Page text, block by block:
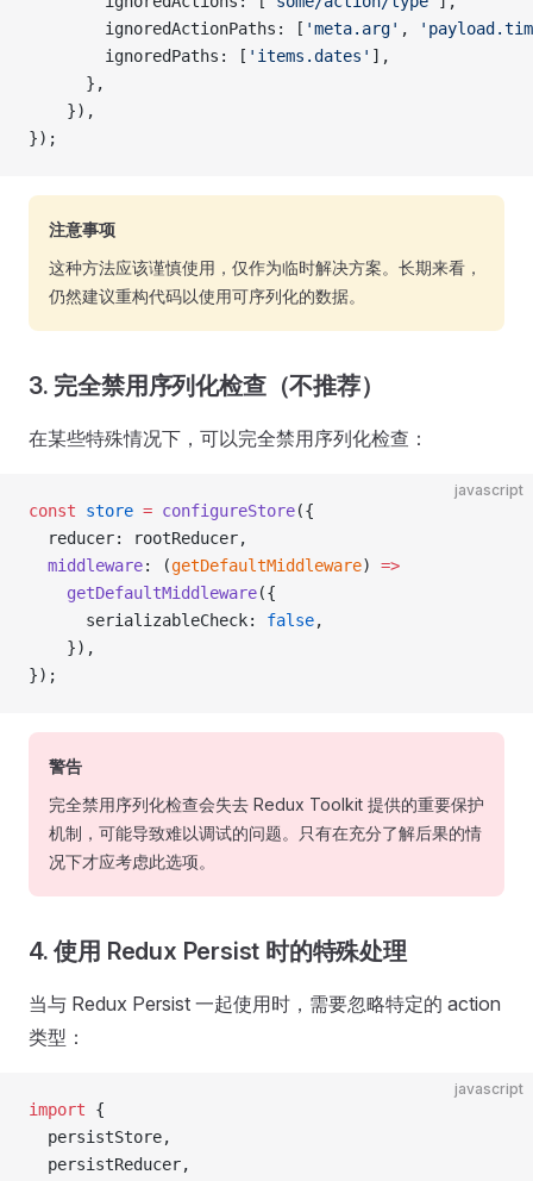
        ignoredActionPaths: [
'meta.arg' ,
        ignoredPaths: [
'items.dates' ],
      },
    }),
});
注意事项
这种方法应该谨慎使用，仅作为临时解决方案。长期来看，
仍然建议重构代码以使用可序列化的数据。
3. 完全禁用序列化检查（不推荐）
在某些特殊情况下，可以完全禁用序列化检查：
javascript
const store = configureStore({
  reducer: rootReducer,
  middleware
: (getDefaultMiddleware) =>
    getDefaultMiddleware
({
      serializableCheck:
false,
    }),
});
警告
完全禁用序列化检查会失去 Redux Toolkit 提供的重要保护
机制，可能导致难以调试的问题。只有在充分了解后果的情
况下才应考虑此选项。
4. 使用 Redux Persist 时的特殊处理
当与 Redux Persist 一起使用时，需要忽略特定的 action
类型：
javascript
import {
  persistStore,
  persistReducer,